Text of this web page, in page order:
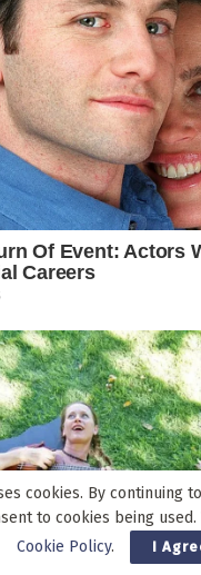
cookies. By continuing
to cookies being used.
Cookie Policy. I